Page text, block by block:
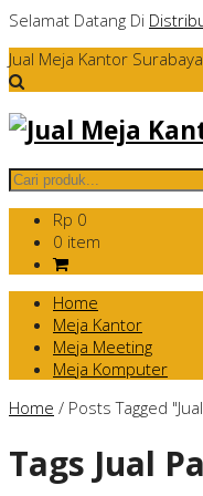
Selamat Datang Di
Jual Meja Kantor Surabaya
Rp 0
0 item
Home
Meja Kantor
Meja Meeting
Meja Komputer
Home / Posts Tagged
Tags Jual